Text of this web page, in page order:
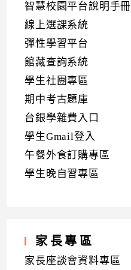
智慧校園平台說明手冊
線上選課系統
彈性學習平台
館藏查詢系統
學生社團專區
期中考古題庫
台銀學雜費入口
學生Gmail登入
午餐外食訂購專區
學生晚自習專區
家長專區
家長座談會資料專區